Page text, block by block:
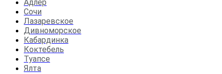
Адлер
Сочи
Лазаревское
Дивноморское
Кабардинка
Коктебель
Туапсе
Ялта